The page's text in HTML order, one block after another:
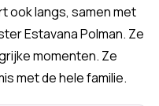
ook langs, samen met
Estavana Polman. Ze
momenten. Ze
met de hele familie.